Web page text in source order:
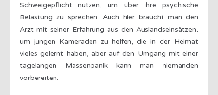
Schweigepflicht nutzen, um über ihre psychische
Belastung zu sprechen. Auch hier braucht man den
Arzt mit seiner Erfahrung aus den Auslandseinsätzen,
um jungen Kameraden zu helfen, die in der Heimat
vieles gelernt haben, aber auf den Umgang mit einer
tagelangen Massenpanik kann man niemanden
vorbereiten.